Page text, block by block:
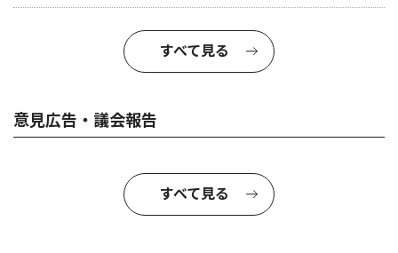
すべて見る
意見広告・議会報告
すべて見る